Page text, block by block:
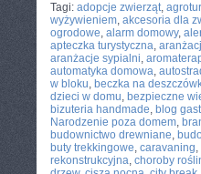
Tagi: adopcje zwierząt,
wyżywieniem, akcesoria dla
ogrodowe, alarm domowy,
apteczka turystyczna,
aranżacje sypialni,
automatyka domowa,
w bloku, beczka na
dzieci w domu, bezpieczne
bizuteria handmade, blog
Narodzenie poza domem,
budownictwo drewniane,
buty trekkingowe, caravaning,
rekonstrukcyjna, choroby